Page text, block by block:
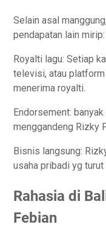
Selain asal
pendapatan lain mirip:
Royalti lagu: Setiap
televisi, atau
menerima royalti.
Endorsement:
menggandeng Rizky
Bisnis langsung:
usaha pribadi yg turut
Rahasia di
Febian